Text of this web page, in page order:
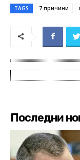
TAGS 7 причини
Последни